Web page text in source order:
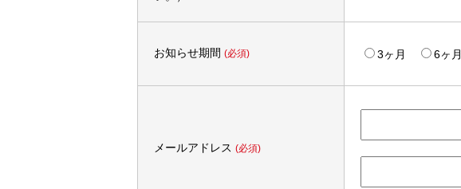
お知らせ期間 (必須) 3ヶ月 6ヶ月
メールアドレス (必須)